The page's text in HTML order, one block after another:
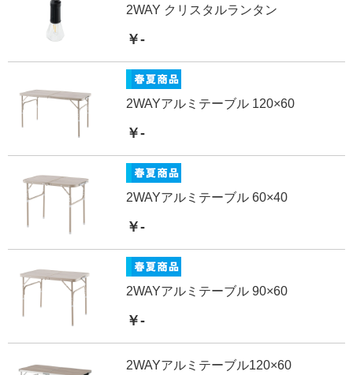
2WAY クリスタルランタン
￥-
2WAYアルミテーブル 120×60
￥-
2WAYアルミテーブル 60×40
￥-
2WAYアルミテーブル 90×60
￥-
2WAYアルミテーブル120×60